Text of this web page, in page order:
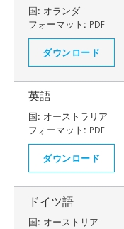
国: オランダ
フォーマット: PDF
ダウンロード
英語
国: オーストラリア
フォーマット: PDF
ダウンロード
ドイツ語
国: オーストリア